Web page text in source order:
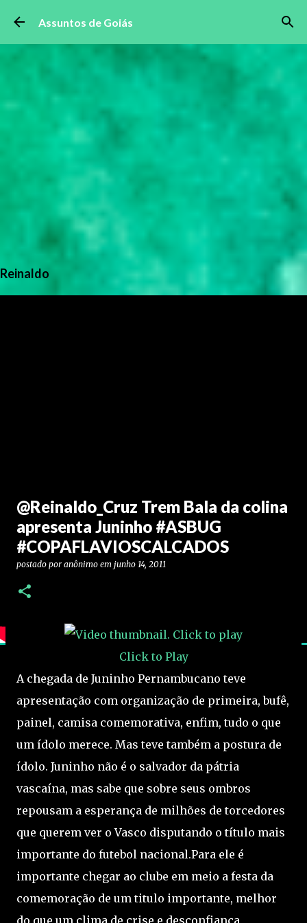
Pular para o conteúdo principal
Assuntos de Goiás
Reinaldo
@Reinaldo_Cruz Trem Bala da colina
apresenta Juninho #ASBUG
#COPAFLAVIOSCALCADOS
postado por anônimo em junho 14, 2011
Click to Play
A chegada de Juninho Pernambucano teve
apresentação com organização de primeira, bufê,
painel, camisa comemorativa, enfim, tudo o que
um ídolo merece. Mas teve também a postura de
ídolo. Juninho não é o salvador da pátria
vascaína, mas sabe que sobre seus ombros
repousam a esperança de milhões de torcedores
que querem ver o Vasco disputando o título mais
importante do futebol nacional.Para ele é
importante chegar ao clube em meio a festa da
comemoração de um titulo importante, melhor
do que um clima de crise e desconfiança.